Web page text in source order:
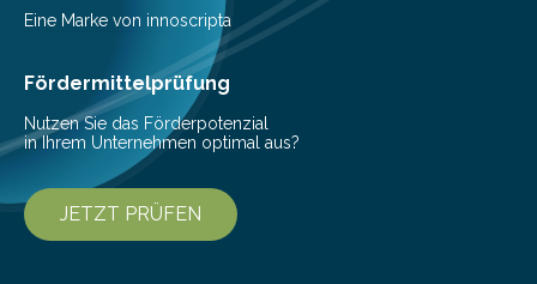
Eine Marke von innoscripta
Fördermittelprüfung
Nutzen Sie das Förderpotenzial
in Ihrem Unternehmen optimal aus?
JETZT PRÜFEN